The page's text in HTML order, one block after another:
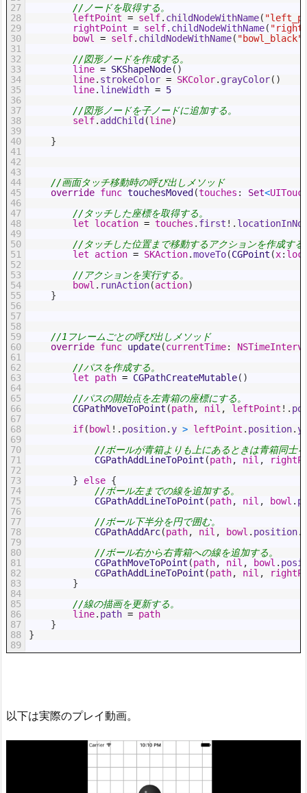
27
28
29
30
31
32
33
34
35
36
37
38
39
40
41
42
43
44
45
46
47
48
49
50
51
52
53
54
55
56
57
58
59
60
61
62
63
64
65
66
67
68
69
70
71
72
73
74
75
76
77
78
79
80
81
82
83
84
85
86
87
88
89
//ノードを取得する。
leftPoint = self. childNodeWithName(
rightPoint = self. childNodeWithName(
bowl = self. childNodeWithName( "bowl_black"
//図形ノードを作成する。
line = SKShapeNode( )
line. strokeColor = SKColor. grayColor( )
line. lineWidth = 5
//図形ノードを子ノードに追加する。
self. addChild (line)
}
//画面タッチ移動時の呼び出しメソッド
override func touchesMoved (touches : Set<
//タッチした座標を取得する。
let
location = touches . first ! .
//タッチした位置まで移動するアクションを作成する
let
action = SKAction.moveTo(CGPoint (x:
//アクションを実行する。
bowl . runAction(action)
}
//1フレームごとの呼び出しメソッド
override func update(currentTime:
//パスを作成する。
let
path = CGPathCreateMutable( )
//パスの開始点を左青箱の座標にする。
CGPathMoveToPoint (path, nil , leftPoint ! .
if( bowl ! . position. y > leftPoint . position. y
//ボールが青箱よりも上にあるときは青箱同士
CGPathAddLineToPoint (path, nil ,
}
else {
//ボール左までの線を追加する。
CGPathAddLineToPoint (path, nil , bowl .
//ボール下半分を円で囲む。
CGPathAddArc(path, nil , bowl . position.
//ボール右から右青箱への線を追加する。
CGPathMoveToPoint (path, nil , bowl .
CGPathAddLineToPoint (path, nil ,
}
//線の描画を更新する。
line. path = path
}
}
以下は実際のプレイ動画。